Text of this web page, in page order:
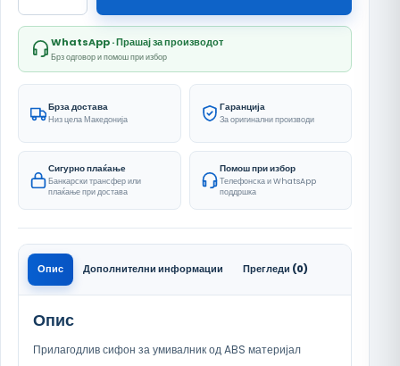
WhatsApp · Прашај за производот
Брз одговор и помош при избор
Брза достава
Низ цела Македонија
Гаранција
За оригинални производи
Сигурно плаќање
Банкарски трансфер или
плаќање при достава
Помош при избор
Телефонска и WhatsApp
поддршка
Опис Дополнителни информации Прегледи (0)
Опис
Прилагодлив сифон за умивалник од ABS материјал